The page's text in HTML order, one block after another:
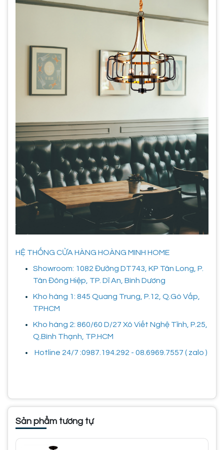
HỆ THỐNG CỬA HÀNG HOÀNG MINH HOME
Showroom: 1082 Đường DT743, KP Tân Long, P.
Tân Đông Hiệp, TP. Dĩ An, Bình Dương
Kho hàng 1: 845 Quang Trung, P.12, Q.Gò Vấp,
TPHCM
Kho hàng 2: 860/60 D/27 Xô Viết Nghệ Tĩnh, P.25,
Q.Bình Thạnh, TP.HCM
Hotline 24/7 :0987.194.292 - 08.6969.7557 ( zalo )
Sản phẩm tương tự